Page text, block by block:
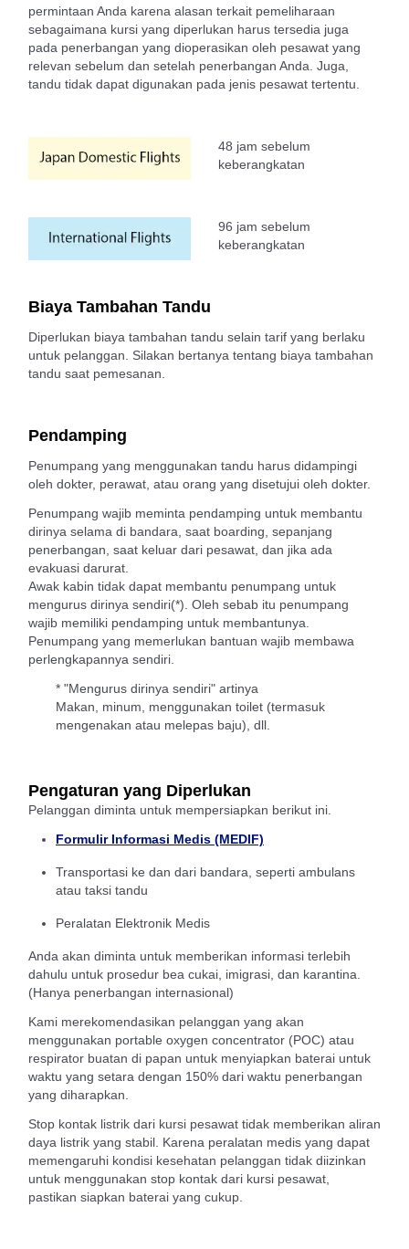
permintaan Anda karena alasan terkait pemeliharaan
sebagaimana kursi yang diperlukan harus tersedia juga
pada penerbangan yang dioperasikan oleh pesawat yang
relevan sebelum dan setelah penerbangan Anda. Juga,
tandu tidak dapat digunakan pada jenis pesawat tertentu.
48 jam sebelum
keberangkatan
96 jam sebelum
keberangkatan
Biaya Tambahan Tandu
Diperlukan biaya tambahan tandu selain tarif yang berlaku
untuk pelanggan. Silakan bertanya tentang biaya tambahan
tandu saat pemesanan.
Pendamping
Penumpang yang menggunakan tandu harus didampingi
oleh dokter, perawat, atau orang yang disetujui oleh dokter.
Penumpang wajib meminta pendamping untuk membantu
dirinya selama di bandara, saat boarding, sepanjang
penerbangan, saat keluar dari pesawat, dan jika ada
evakuasi darurat.
Awak kabin tidak dapat membantu penumpang untuk
mengurus dirinya sendiri(*). Oleh sebab itu penumpang
wajib memiliki pendamping untuk membantunya.
Penumpang yang memerlukan bantuan wajib membawa
perlengkapannya sendiri.
* "Mengurus dirinya sendiri" artinya
Makan, minum, menggunakan toilet (termasuk
mengenakan atau melepas baju), dll.
Pengaturan yang Diperlukan
Pelanggan diminta untuk mempersiapkan berikut ini.
Formulir Informasi Medis (MEDIF)
Transportasi ke dan dari bandara, seperti ambulans
atau taksi tandu
Peralatan Elektronik Medis
Anda akan diminta untuk memberikan informasi terlebih
dahulu untuk prosedur bea cukai, imigrasi, dan karantina.
(Hanya penerbangan internasional)
Kami merekomendasikan pelanggan yang akan
menggunakan portable oxygen concentrator (POC) atau
respirator buatan di papan untuk menyiapkan baterai untuk
waktu yang setara dengan 150% dari waktu penerbangan
yang diharapkan.
Stop kontak listrik dari kursi pesawat tidak memberikan aliran
daya listrik yang stabil. Karena peralatan medis yang dapat
memengaruhi kondisi kesehatan pelanggan tidak diizinkan
untuk menggunakan stop kontak dari kursi pesawat,
pastikan siapkan baterai yang cukup.